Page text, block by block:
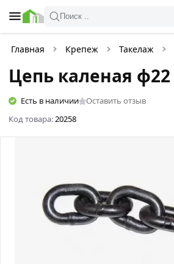
Поиск ..
Главная Крепеж Такелаж
Цепь каленая ф22
Есть в наличии
Оставить отзыв
Код товара:20258